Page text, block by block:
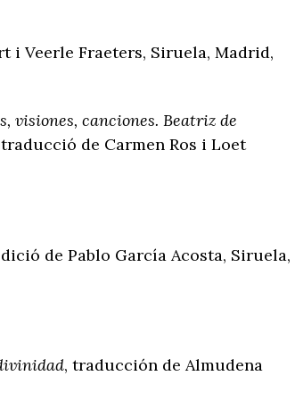
i Veerle Fraeters, Siruela, Madrid,
visiones, canciones. Beatriz de
de Carmen Ros i Loet
de Pablo García Acosta, Siruela,
, traducción de Almudena